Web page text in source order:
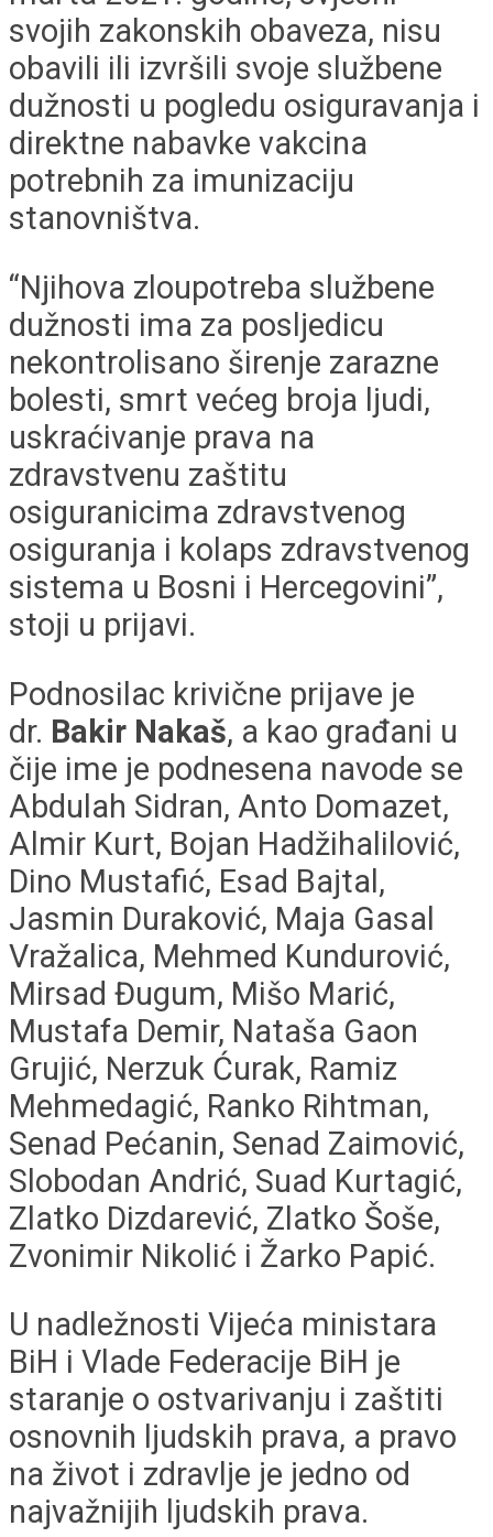
svojih zakonskih obaveza, nisu
obavili ili izvršili svoje službene
dužnosti u pogledu osiguravanja i
direktne nabavke vakcina
potrebnih za imunizaciju
stanovništva.
“Njihova zloupotreba službene
dužnosti ima za posljedicu
nekontrolisano širenje zarazne
bolesti, smrt većeg broja ljudi,
uskraćivanje prava na
zdravstvenu zaštitu
osiguranicima zdravstvenog
osiguranja i kolaps zdravstvenog
sistema u Bosni i Hercegovini”,
stoji u prijavi.
Podnosilac krivične prijave je
dr. Bakir Nakaš, a kao građani u
čije ime je podnesena navode se
Abdulah Sidran, Anto Domazet,
Almir Kurt, Bojan Hadžihalilović,
Dino Mustafić, Esad Bajtal,
Jasmin Duraković, Maja Gasal
Vražalica, Mehmed Kundurović,
Mirsad Đugum, Mišo Marić,
Mustafa Demir, Nataša Gaon
Grujić, Nerzuk Ćurak, Ramiz
Mehmedagić, Ranko Rihtman,
Senad Pećanin, Senad Zaimović,
Slobodan Andrić, Suad Kurtagić,
Zlatko Dizdarević, Zlatko Šoše,
Zvonimir Nikolić i Žarko Papić.
U nadležnosti Vijeća ministara
BiH i Vlade Federacije BiH je
staranje o ostvarivanju i zaštiti
osnovnih ljudskih prava, a pravo
na život i zdravlje je jedno od
najvažnijih ljudskih prava.